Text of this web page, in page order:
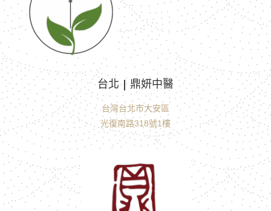
台北 | 鼎妍中醫
台灣台北市大安區
光復南路318號1樓